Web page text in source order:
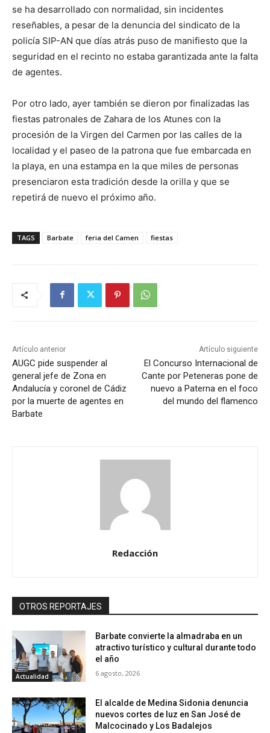
se ha desarrollado con normalidad, sin incidentes
reseñables, a pesar de la denuncia del sindicato de la
policía SIP-AN que días atrás puso de manifiesto que la
seguridad en el recinto no estaba garantizada ante la falta
de agentes.
Por otro lado, ayer también se dieron por finalizadas las
fiestas patronales de Zahara de los Atunes con la
procesión de la Virgen del Carmen por las calles de la
localidad y el paseo de la patrona que fue embarcada en
la playa, en una estampa en la que miles de personas
presenciaron esta tradición desde la orilla y que se
repetirá de nuevo el próximo año.
TAGS Barbate feria del Camen fiestas
Artículo anterior
AUGC pide suspender al
general jefe de Zona en
Andalucía y coronel de Cádiz
por la muerte de agentes en
Barbate
Artículo siguiente
El Concurso Internacional de
Cante por Peteneras pone de
nuevo a Paterna en el foco
del mundo del flamenco
Redacción
OTROS REPORTAJES
Actualidad
Barbate convierte la almadraba en un
atractivo turístico y cultural durante todo
el año
6 agosto, 2026
El alcalde de Medina Sidonia denuncia
nuevos cortes de luz en San José de
Malcocinado y Los Badalejos